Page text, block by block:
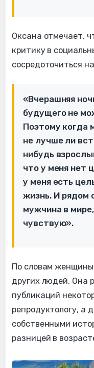
Оксана отмечает,
критику в
сосредоточиться
«Вчерашняя
будущего не
Поэтому когда
не лучше ли
нибудь
что у меня нет
у меня есть
жизнь. И рядом
мужчина в
чувствую».
По словам
других людей. Она
публикаций
репродуктологу, а
собственными
разницей в